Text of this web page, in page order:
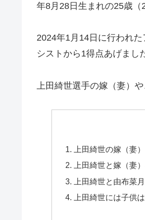
年8月28日生まれの25歳（
2024年1月14日に行われ
シストから1得点あげまし
上田綺世選手の嫁（妻）
上田綺世の嫁（妻
上田綺世と嫁（妻
上田綺世と由布菜
上田綺世には子供